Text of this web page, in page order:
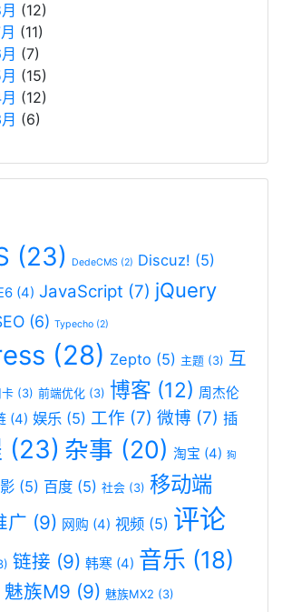
(12)
(11)
(7)
(15)
(12)
(6)
(23) DedeCMS (2) Discuz! (5)
(4) JavaScript (7) jQuery
(6) Typecho (2)
(28) Zepto (5) 主题 (3) 互
(3) 前端优化 (3) 博客 (12) 周杰伦
(4) 娱乐 (5) 工作 (7) 微博 (7) 插
(23) 杂事 (20) 淘宝 (4) 狗
(5) 百度 (5) 社会 (3) 移动端
广 (9) 网购 (4) 视频 (5) 评论
链接 (9) 韩寒 (4) 音乐 (18)
魅族M9 (9) 魅族MX2 (3)